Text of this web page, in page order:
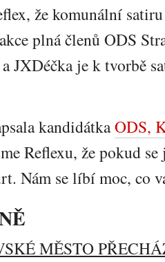
že komunální
plná členů ODS
JXDéčka je k tvorbě
kandidátkaODS,
Reflexu, že pokud
Nám se líbí moc, co
MĚSTO